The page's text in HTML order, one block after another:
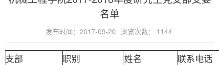
名单
发布时间：2017-09-20 浏览次数： 1144
支部 职别 姓名 联系电话